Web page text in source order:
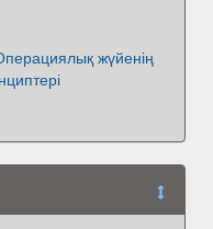
жүйенің